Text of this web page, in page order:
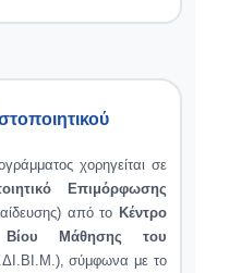
χορηγείται σε
Επιμόρφωσης
από το Κέντρο
Μάθησης του
σύμφωνα με το